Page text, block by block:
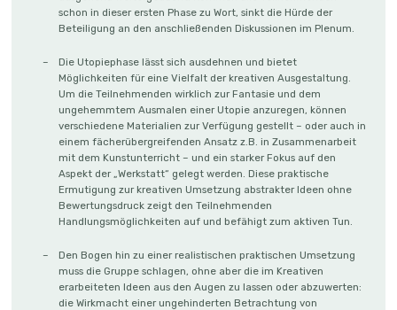
schon in dieser ersten Phase zu Wort, sinkt die Hürde der
Beteiligung an den anschließenden Diskussionen im Plenum.
Die Utopiephase lässt sich ausdehnen und bietet
Möglichkeiten für eine Vielfalt der kreativen Ausgestaltung.
Um die Teilnehmenden wirklich zur Fantasie und dem
ungehemmtem Ausmalen einer Utopie anzuregen, können
verschiedene Materialien zur Verfügung gestellt – oder auch in
einem fächerübergreifenden Ansatz z.B. in Zusammenarbeit
mit dem Kunstunterricht – und ein starker Fokus auf den
Aspekt der „Werkstatt“ gelegt werden. Diese praktische
Ermutigung zur kreativen Umsetzung abstrakter Ideen ohne
Bewertungsdruck zeigt den Teilnehmenden
Handlungsmöglichkeiten auf und befähigt zum aktiven Tun.
Den Bogen hin zu einer realistischen praktischen Umsetzung
muss die Gruppe schlagen, ohne aber die im Kreativen
erarbeiteten Ideen aus den Augen zu lassen oder abzuwerten:
die Wirkmacht einer ungehinderten Betrachtung von